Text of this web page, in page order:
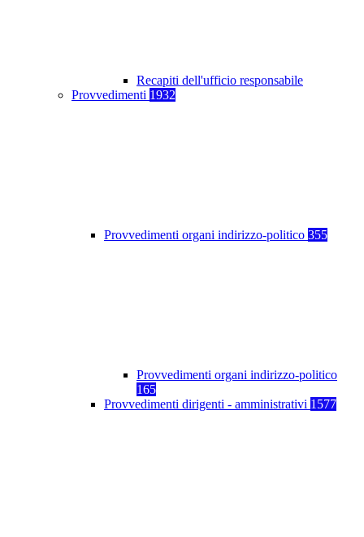
Recapiti dell'ufficio responsabile
Provvedimenti 1932
Provvedimenti organi indirizzo-politico 355
Provvedimenti organi indirizzo-politico
165
Provvedimenti dirigenti - amministrativi 1577